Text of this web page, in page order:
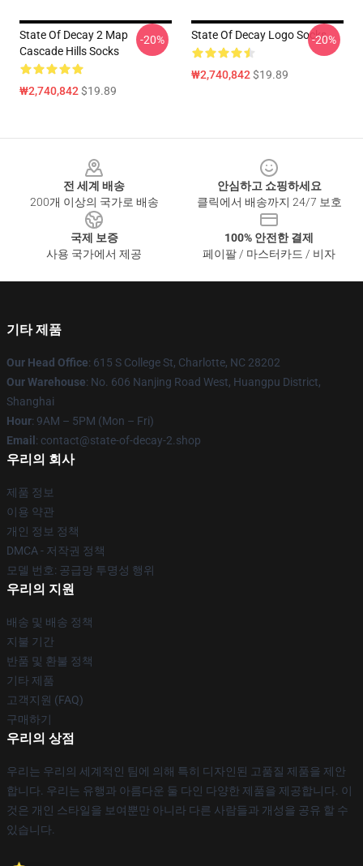
State Of Decay 2 Map
Cascade Hills Socks
₩2,740,842$19.89
-20% State Of Decay Logo Socks
₩2,740,842$19.89
-20%
전 세계 배송
200개 이상의 국가로 배송
안심하고 쇼핑하세요
클릭에서 배송까지 24/7 보호
국제 보증
사용 국가에서 제공
100% 안전한 결제
페이팔 / 마스터카드 / 비자
기타 제품
Our Head Office: 615 S College St, Charlotte, NC 28202
Our Warehouse: No. 606 Nanjing Road West, Huangpu District,
Shanghai
Hour: 9AM – 5PM (Mon – Fri)
Email : contact@state-of-decay-2.shop
우리의 회사
제품 정보
이용 약관
개인 정보 정책
DMCA - 저작권 정책
모델 번호: 공급망 투명성 행위
우리의 지원
배송 및 배송 정책
지불 기간
반품 및 환불 정책
기타 제품
고객지원 (FAQ)
구매하기
우리의 상점
우리는 우리의 세계적인 팀에 의해 특히 디자인된 고품질 제품을 제안
합니다. 우리는 유행과 아름다운 둘 다인 다양한 제품을 제공합니다. 이
것은 개인 스타일을 보여뿐만 아니라 다른 사람들과 개성을 공유 할 수
있습니다.